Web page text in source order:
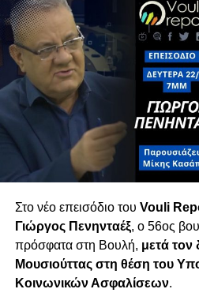
τραπεζών και πίεση στα
σχολιάζεται το ρευστό
πριν τις εκλογές, με
που — όπως όλα
τον νέο
Τετάρτη 18/02
Στο νέο επεισόδιο του Vouli
Γιώργος Πενηνταέξ, ο 56ος
πρόσφατα στη Βουλή, μετά τον
Μουσιούτταςστη θέση του
Κοινωνικών Ασφαλίσεων.